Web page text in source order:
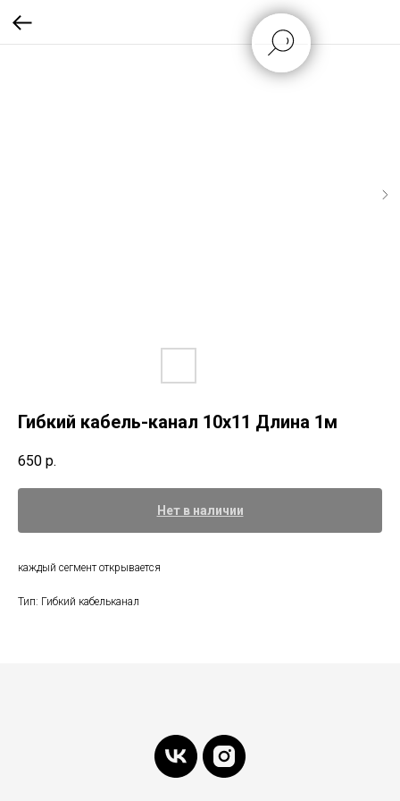
Гибкий кабель-канал 10x11 Длина 1м
650 р.
Нет в наличии
каждый сегмент открывается
Тип: Гибкий кабельканал